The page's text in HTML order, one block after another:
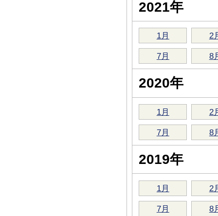
2021年
1月 2
7月 8
2020年
1月 2
7月 8
2019年
1月 2
7月 8